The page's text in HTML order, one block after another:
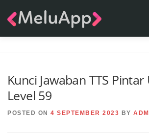
Kunci Jawaban TTS
Level 59
POSTED ON 4 SEPTEMBER 2023 BY